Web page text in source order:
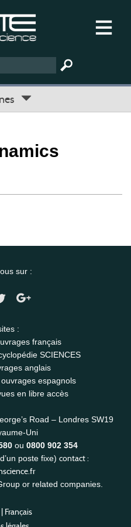
sur :
:
français
SCIENCES
anglais
espagnols
en libre accès
Road – Londres SW19
Uni
ou 0800 902 354
poste fixe) contact :
or related companies.
| Français